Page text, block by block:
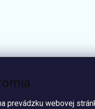
prevádzku webovej